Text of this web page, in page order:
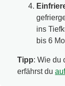
ins
bis 6
Tipp: Wie du
erfährst du